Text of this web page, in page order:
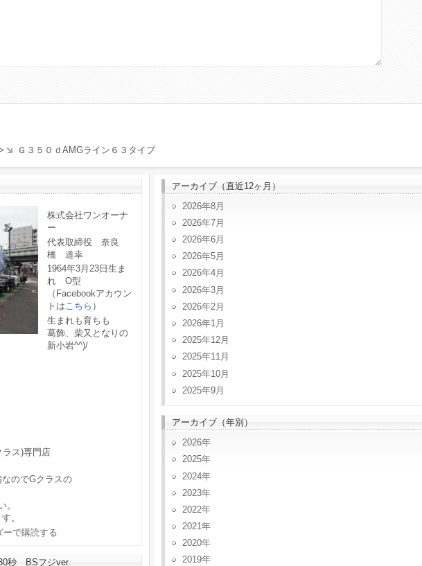
Ｇ３５０ｄAMGライン６３タイプ
株式会社ワンオーナ
ー
代表取締役 奈良
橋 道幸
1964年3月23日生ま
れ O型
（Facebookアカウン
トはこちら ）
生まれも育ちも
葛飾、柴又となりの
新小岩^^)/
ラス)専門店
のでGクラスの
。
。
秒 BSフジver.
アーカイブ（直近12ヶ月）
2026年8月
2026年7月
2026年6月
2026年5月
2026年4月
2026年3月
2026年2月
2026年1月
2025年12月
2025年11月
2025年10月
2025年9月
アーカイブ（年別）
2026
2025
2024
2023
2022
2021
2020
2019